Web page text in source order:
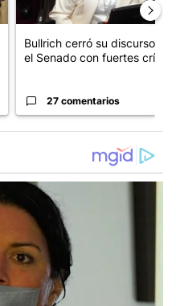
Bullrich cerró su discurso en
el Senado con fuertes crí...
27 comentarios